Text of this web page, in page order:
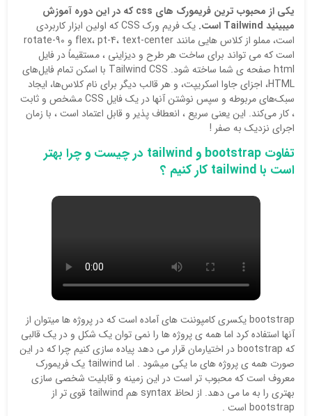
یکی از محبوب ترین فریمورک های css که در این دوره آموزش
میبینید Tailwind است.
یک فریم ورک CSS که اولین ابزار کاربردی
است، مملو از کلاس هایی مانند flex، pt-4، text-center و rotate-90
است که می تواند برای ساخت هر طرح و دیزاینی ، مستقیماً در فایل
html صفحه ی شما ساخته شود. Tailwind CSS با اسکن تمام فایل‌های
HTML، اجزای جاوا اسکریپت، و هر قالب دیگر برای نام کلاس‌ها، ایجاد
سبک‌های مربوطه و سپس نوشتن آنها در یک فایل CSS مشخص و ثابت
، کار می‌کند. این یعنی سریع ، انعطاف پذیر و قابل اعتماد است ، با زمان
اجرای نزدیک به صفر !
تفاوت bootstrap و tailwind در چیست و چرا بهتر
است با tailwind کار کنیم ؟
bootstrap یکسری کامپوننت های آماده است که در پروژه ها میتوان از
آنها استفاده کرد اما همه ی پروژه ها را نمی توان یک شکل و در یک قالبی
که bootstrap در اختیارمان قرار می دهد پیاده سازی کنیم چرا که در این
صورت همه ی پروژه های ما یکی میشود . اما tailwind یک فریمورک
معروف است که محبوب تر است در این زمینه و قابلیت شخصی سازی
بهتری را به ما می دهد. از لحاظ syntax هم tailwind قوی تر از
bootstrap است .